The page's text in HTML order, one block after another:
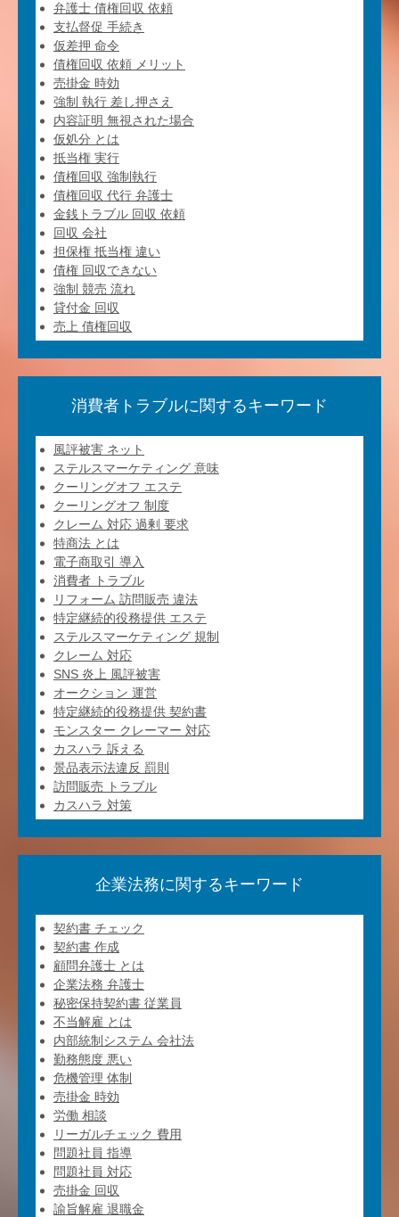
弁護士 債権回収 依頼
支払督促 手続き
仮差押 命令
債権回収 依頼 メリット
売掛金 時効
強制 執行 差し押さえ
内容証明 無視された場合
仮処分 とは
抵当権 実行
債権回収 強制執行
債権回収 代行 弁護士
金銭トラブル 回収 依頼
回収 会社
担保権 抵当権 違い
債権 回収できない
強制 競売 流れ
貸付金 回収
売上 債権回収
消費者トラブルに関するキーワード
風評被害 ネット
ステルスマーケティング 意味
クーリングオフ エステ
クーリングオフ 制度
クレーム 対応 過剰 要求
特商法 とは
電子商取引 導入
消費者 トラブル
リフォーム 訪問販売 違法
特定継続的役務提供 エステ
ステルスマーケティング 規制
クレーム 対応
SNS 炎上 風評被害
オークション 運営
特定継続的役務提供 契約書
モンスター クレーマー 対応
カスハラ 訴える
景品表示法違反 罰則
訪問販売 トラブル
カスハラ 対策
企業法務に関するキーワード
契約書 チェック
契約書 作成
顧問弁護士 とは
企業法務 弁護士
秘密保持契約書 従業員
不当解雇 とは
内部統制システム 会社法
勤務態度 悪い
危機管理 体制
売掛金 時効
労働 相談
リーガルチェック 費用
問題社員 指導
問題社員 対応
売掛金 回収
諭旨解雇 退職金